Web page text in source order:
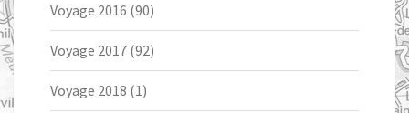
Voyage 2016 (90)
Voyage 2017 (92)
Voyage 2018 (1)